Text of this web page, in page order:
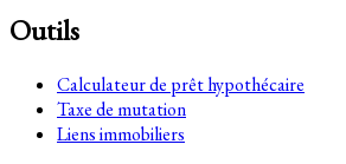
Outils
Calculateur de prêt hypothécaire
Taxe de mutation
Liens immobiliers